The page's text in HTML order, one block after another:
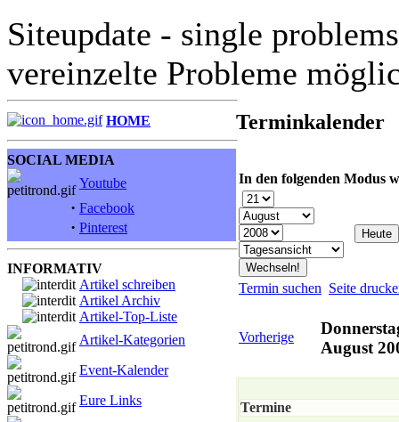
Siteupdate - single
vereinzelte Probleme
HOME
SOCIAL MEDIA
Youtube
· Facebook
· Pinterest
INFORMATIV
Artikel schreiben
Artikel Archiv
Artikel-Top-Liste
Artikel-Kategorien
Event-Kalender
Eure Links
Terminkalender
In den folgenden Modus
Termin suchen Seite
Vorherige
August
Termine